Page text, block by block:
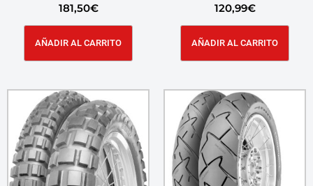
181,50€
AÑADIR AL CARRITO
120,99€
AÑADIR AL CARRITO